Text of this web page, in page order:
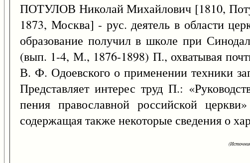
ПОТУЛОВ Николай Михайлович [1810,
1873, Москва] - рус. деятель в области
образование получил в школе при
(вып. 1-4, М., 1876-1898) П., охватывая
В. Ф. Одоевского о применении техники
Представляет интерес труд П.:
пения православной российской
содержащая также некоторые сведения о